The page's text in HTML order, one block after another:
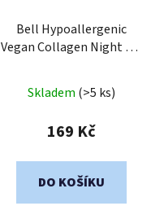
Bell Hypoallergenic
Vegan Collagen Night Lip
Skladem (>5 ks)
169 Kč
DO KOŠÍKU